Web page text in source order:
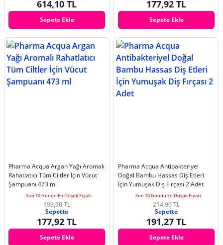
614,10 TL
Sepete Ekle
177,92 TL
Sepete Ekle
Pharma Acqua Argan Yağı Aromalı
Rahatlatıcı Tüm Ciltler İçin Vücut
Şampuanı 473 ml
Son 10 Günün En Düşük Fiyatı
199,90 TL
Sepette
177,92 TL
Sepete Ekle
Pharma Acqua Antibakteriyel
Doğal Bambu Hassas Diş Etleri
İçin Yumuşak Diş Fırçası 2 Adet
Son 10 Günün En Düşük Fiyatı
214,90 TL
Sepette
191,27 TL
Sepete Ekle